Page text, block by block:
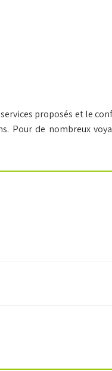
proposés et le
Pour de nombreux